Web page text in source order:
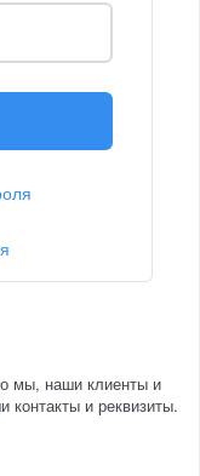
мы, наши клиенты и
и реквизиты.